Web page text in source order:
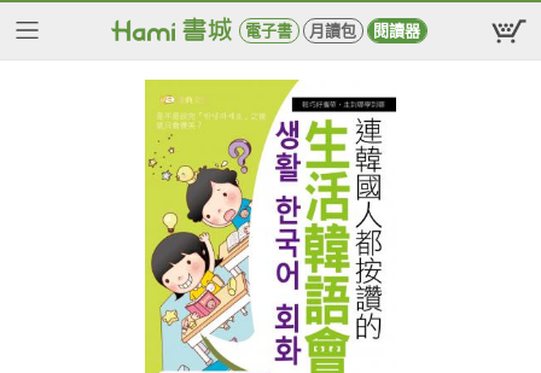
電子書 月讀包 閱讀器